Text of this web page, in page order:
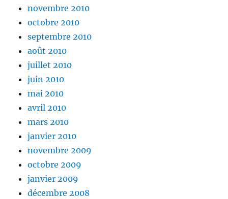
novembre 2010
octobre 2010
septembre 2010
août 2010
juillet 2010
juin 2010
mai 2010
avril 2010
mars 2010
janvier 2010
novembre 2009
octobre 2009
janvier 2009
décembre 2008